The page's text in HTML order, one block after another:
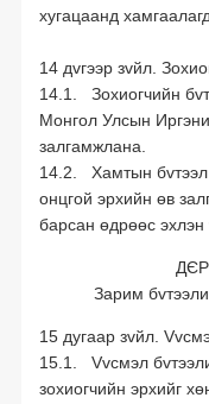
хугацаанд
14 дvгээр зvйл.
14.1. Зохиогчийн
Монгол Улсын
залгамжлана.
14.2. Хамтын бvтээл
онцгой эрхийн өв
барсан өдрөөс эхлэн
Зарим
15 дугаар зvйл.
15.1. Vvсмэл
зохиогчийн эрхийг